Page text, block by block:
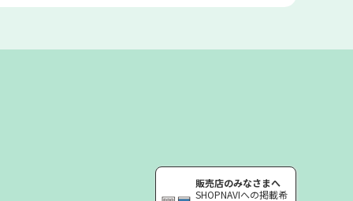
販売店のみなさまへ
SHOPNAVIへの掲載希